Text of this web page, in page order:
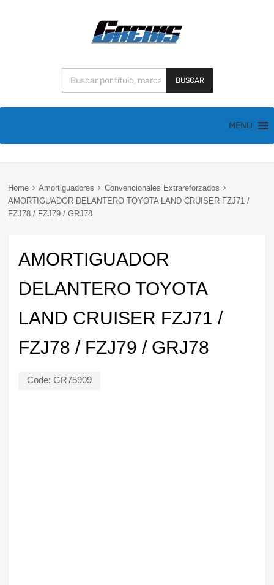
BUSCAR
MENU
Home Amortiguadores
Convencionales Extrareforzados
AMORTIGUADOR DELANTERO TOYOTA LAND CRUISER FZJ71 /
FZJ78 / FZJ79 / GRJ78
AMORTIGUADOR
DELANTERO TOYOTA
LAND CRUISER FZJ71 /
FZJ78 / FZJ79 / GRJ78
Code: GR75909